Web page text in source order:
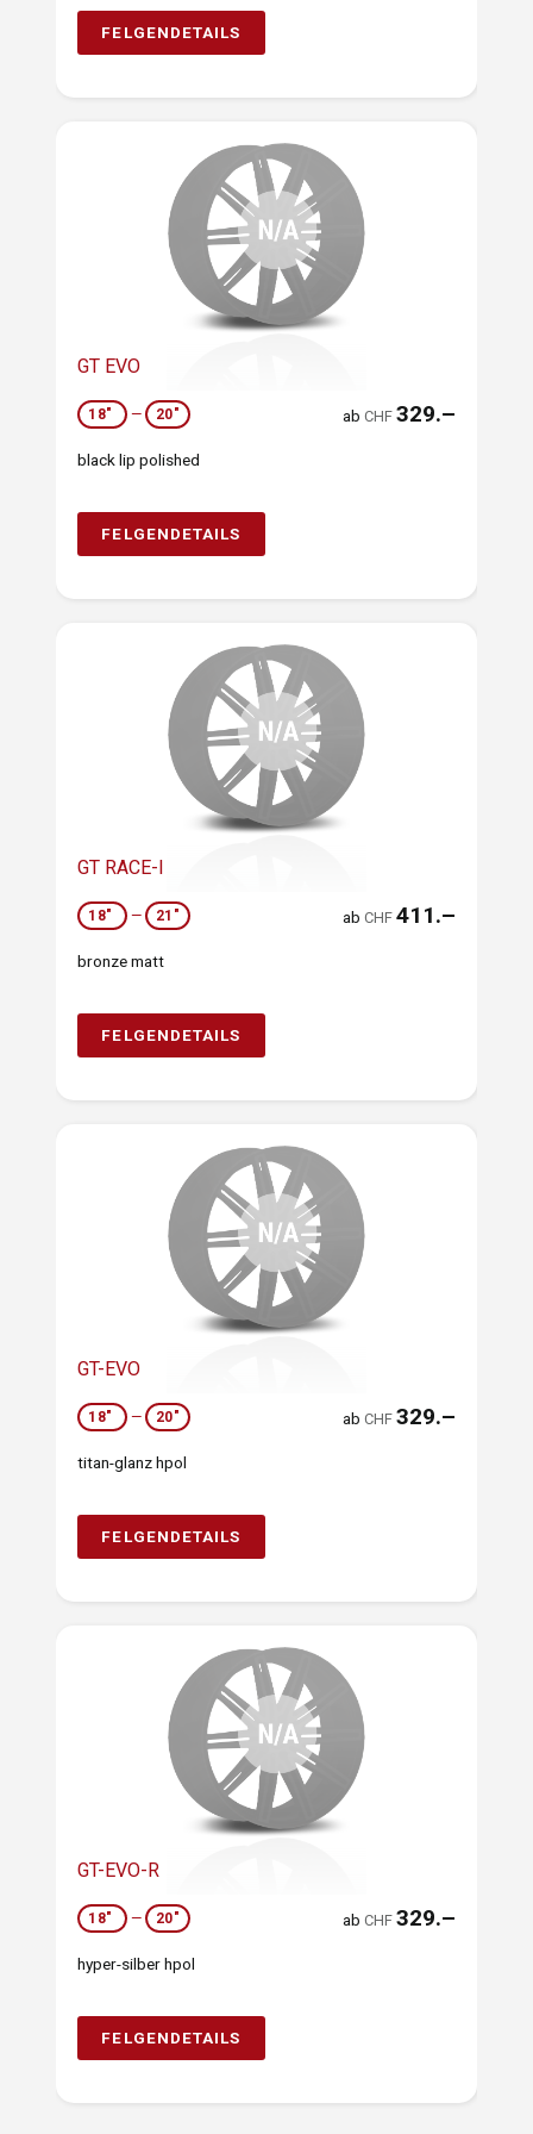
FELGENDETAILS
GT EVO
18" — 20" abCHF 329.–
black lip polished
FELGENDETAILS
GT RACE-I
18" — 21" abCHF 411.–
bronze matt
FELGENDETAILS
GT-EVO
18" — 20" abCHF 329.–
titan-glanz hpol
FELGENDETAILS
GT-EVO-R
18" — 20" abCHF 329.–
hyper-silber hpol
FELGENDETAILS